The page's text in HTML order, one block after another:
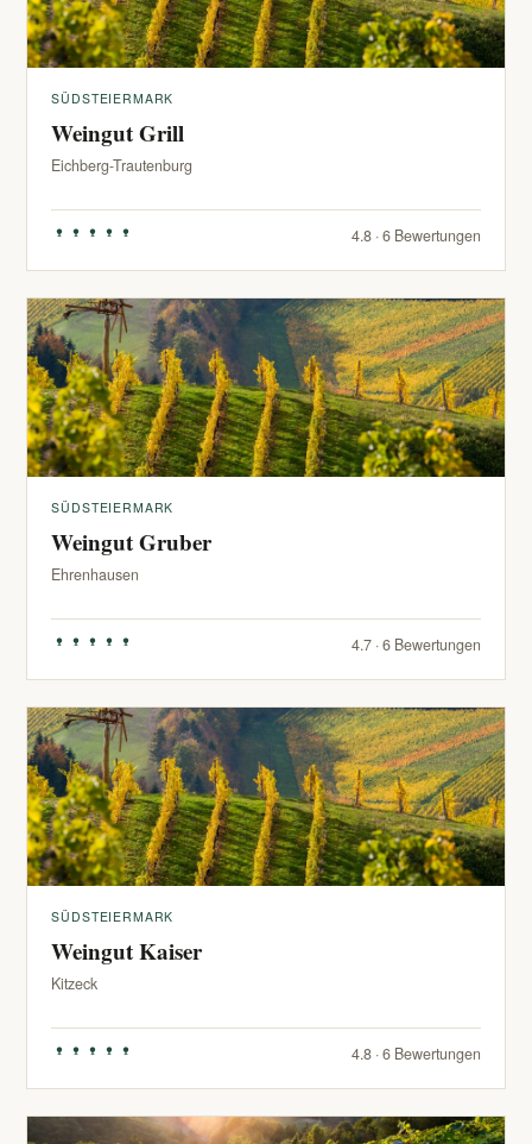
SÜDSTEIERMARK
Weingut Grill
Eichberg-Trautenburg
4.8 · 6 Bewertungen
SÜDSTEIERMARK
Weingut Gruber
Ehrenhausen
4.7 · 6 Bewertungen
SÜDSTEIERMARK
Weingut Kaiser
Kitzeck
4.8 · 6 Bewertungen